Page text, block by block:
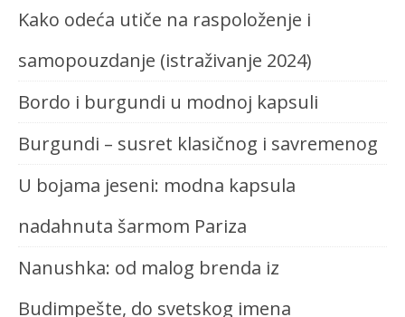
Kako odeća utiče na raspoloženje i
samopouzdanje (istraživanje 2024)
Bordo i burgundi u modnoj kapsuli
Burgundi – susret klasičnog i savremenog
U bojama jeseni: modna kapsula
nadahnuta šarmom Pariza
Nanushka: od malog brenda iz
Budimpešte, do svetskog imena